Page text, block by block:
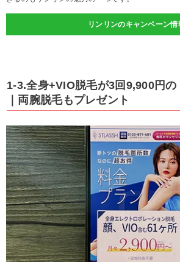
リンリンのキャンペーン情
1-3.全身+VIO脱毛が3回9,900円の
｜両腕脱毛もプレゼント